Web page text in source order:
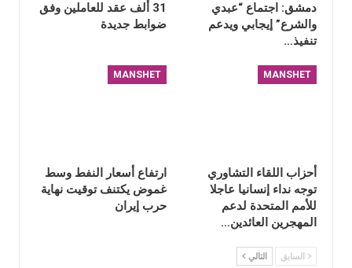
دمشق: اجتماع “عبدي
والشرع” إيجابي ويدعم
تنفيذ…
31 ألف عقد للعاملين وفق
ضوابط جديدة
MANSHET
أحزاب اللقاء التشاوري
توجه نداء إنسانيا عاجلا
للأمم المتحدة لدعم
المهجرين العائدين…
MANSHET
ارتفاع أسعار النفط وسط
غموض يكتنف توقيت نهاية
حرب إيران
السابق التالي